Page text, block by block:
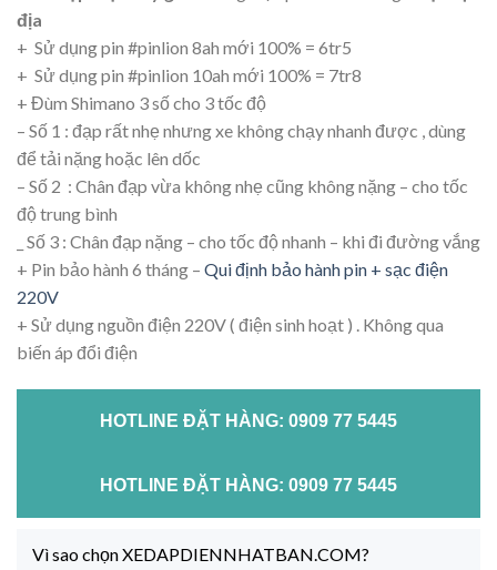
địa
+ Sử dụng pin #pinlion 8ah mới 100% = 6tr5
+ Sử dụng pin #pinlion 10ah mới 100% = 7tr8
+ Đùm Shimano 3 số cho 3 tốc độ
– Số 1 : đạp rất nhẹ nhưng xe không chạy nhanh được , dùng
để tải nặng hoặc lên dốc
– Số 2 : Chân đạp vừa không nhẹ cũng không nặng – cho tốc
độ trung bình
_ Số 3 : Chân đạp nặng – cho tốc độ nhanh – khi đi đường vắng
+ Pin bảo hành 6 tháng – Qui định bảo hành pin + sạc điện
220V
+ Sử dụng nguồn điện 220V ( điện sinh hoạt ) . Không qua
biến áp đổi điện
HOTLINE ĐẶT HÀNG: 0909 77 5445
HOTLINE ĐẶT HÀNG: 0909 77 5445
Vì sao chọn XEDAPDIENNHATBAN.COM?